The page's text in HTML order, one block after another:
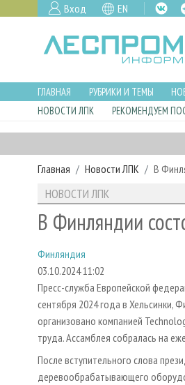
Вход EN
ГЛАВНАЯ РУБРИКИ И ТЕМЫ
НОВОСТИ ЛПК
РЕКОМЕНДУЕМ
Главная Новости ЛПК В
НОВОСТИ ЛПК
В Финляндии
Финляндия
03.10.2024 11:02
Пресс-служба Европейской
сентября 2024 года в Хельсинки,
организовано компанией
труда. Ассамблея собралась на
После вступительного слова
деревообрабатывающего